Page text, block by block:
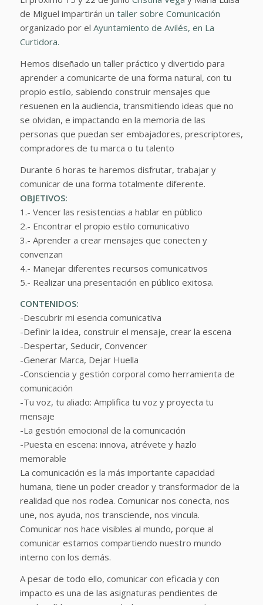
de Miguel impartirán un taller sobre Comunicación
organizado por el Ayuntamiento de Avilés, en La
Curtidora.
Hemos diseñado un taller práctico y divertido para
aprender a comunicarte de una forma natural, con tu
propio estilo, sabiendo construir mensajes que
resuenen en la audiencia, transmitiendo ideas que no
se olvidan, e impactando en la memoria de las
personas que puedan ser embajadores, prescriptores,
compradores de tu marca o tu talento
Durante 6 horas te haremos disfrutar, trabajar y
comunicar de una forma totalmente diferente.
OBJETIVOS:
1.- Vencer las resistencias a hablar en público
2.- Encontrar el propio estilo comunicativo
3.- Aprender a crear mensajes que conecten y
convenzan
4.- Manejar diferentes recursos comunicativos
5.- Realizar una presentación en público exitosa.
CONTENIDOS:
-Descubrir mi esencia comunicativa
-Definir la idea, construir el mensaje, crear la escena
-Despertar, Seducir, Convencer
-Generar Marca, Dejar Huella
-Consciencia y gestión corporal como herramienta de
comunicación
-Tu voz, tu aliado: Amplifica tu voz y proyecta tu
mensaje
-La gestión emocional de la comunicación
-Puesta en escena: innova, atrévete y hazlo
memorable
La comunicación es la más importante capacidad
humana, tiene un poder creador y transformador de la
realidad que nos rodea. Comunicar nos conecta, nos
une, nos ayuda, nos transciende, nos vincula.
Comunicar nos hace visibles al mundo, porque al
comunicar estamos compartiendo nuestro mundo
interno con los demás.
A pesar de todo ello, comunicar con eficacia y con
impacto es una de las asignaturas pendientes de